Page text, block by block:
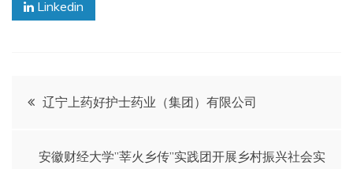
Linkedin
文 辽宁上药好护士药业（集团）有限公司
安徽财经大学”莘火乡传”实践团开展乡村振兴社会实